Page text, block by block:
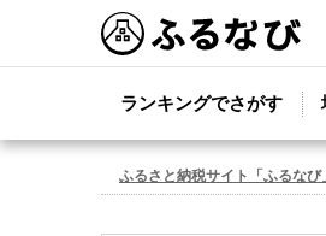
ランキングでさがす
ふるさと納税サイト「ふるなび